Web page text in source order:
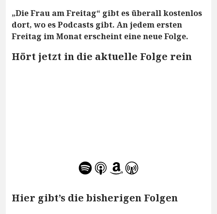
„Die Frau am Freitag“ gibt es überall kostenlos
dort, wo es Podcasts gibt. An jedem ersten
Freitag im Monat erscheint eine neue Folge.
Hört jetzt in die aktuelle Folge rein
Hier gibt’s die bisherigen Folgen